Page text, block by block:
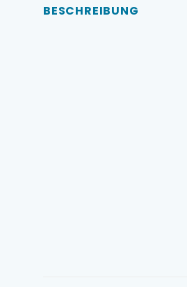
BESCHREIBUNG